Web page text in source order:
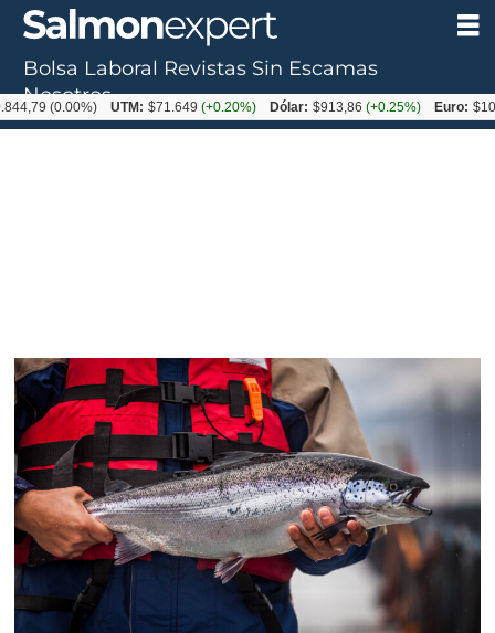
Tag:
cosechas
Bolsa Laboral Revistas Sin Escamas
Nosotros
UTM: $71.649 (+0.20%) Dólar: $913,86 (+0.25%) Euro: $1053,08(-0.03%)